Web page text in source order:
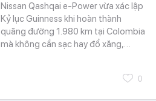
Nissan Qashqai e-Power vừa xác lập
Kỷ lục Guinness khi hoàn thành
quãng đường 1.980 km tại Colombia
mà không cần sạc hay đổ xăng,…
0